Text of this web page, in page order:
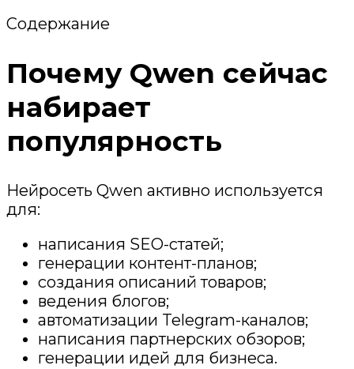
Содержание
Почему Qwen сейчас
набирает
популярность
Нейросеть Qwen активно используется
для:
написания SEO-статей;
генерации контент-планов;
создания описаний товаров;
ведения блогов;
автоматизации Telegram-каналов;
написания партнерских обзоров;
генерации идей для бизнеса.